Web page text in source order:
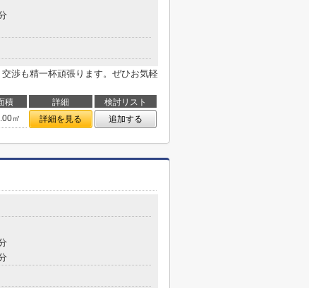
渉も精一杯頑張ります。ぜひお気軽
積 詳細
検討リスト
㎡ 詳細を見る 追加する